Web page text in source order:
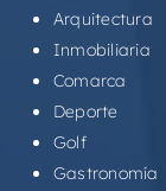
Arquitectura
Inmobiliaria
Comarca
Deporte
Golf
Gastronomía